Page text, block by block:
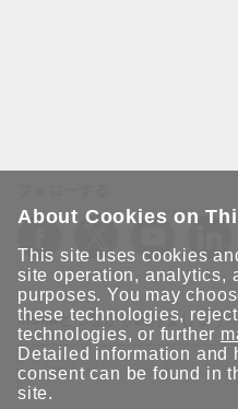
Moxaとつながり続けましょう！
About Cookies on
This site uses cookies
site operation, analytics,
purposes. You may
these technologies,
technologies, or further
Detailed information and
consent can be found in
site.